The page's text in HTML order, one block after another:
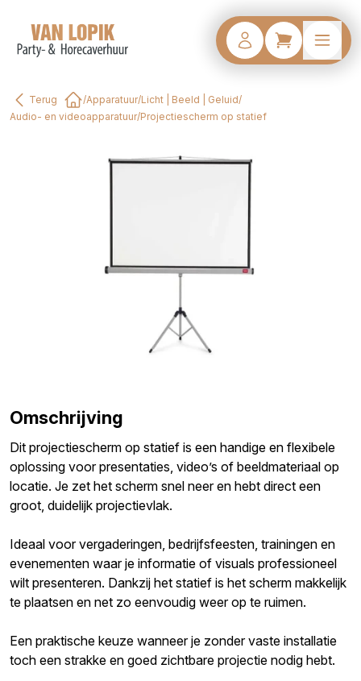
Terug
Home
/Apparatuur/Licht | Beeld | Geluid/
Audio- en videoapparatuur/Projectiescherm op statief
Omschrijving
Dit projectiescherm op statief is een handige en flexibele
oplossing voor presentaties, video’s of beeldmateriaal op
locatie. Je zet het scherm snel neer en hebt direct een
groot, duidelijk projectievlak.
Ideaal voor vergaderingen, bedrijfsfeesten, trainingen en
evenementen waar je informatie of visuals professioneel
wilt presenteren. Dankzij het statief is het scherm makkelijk
te plaatsen en net zo eenvoudig weer op te ruimen.
Een praktische keuze wanneer je zonder vaste installatie
toch een strakke en goed zichtbare projectie nodig hebt.